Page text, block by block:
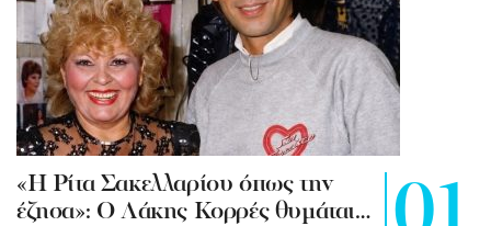
«Η Ρίτα Σακελλαρίου όπως την
έζησα»: Ο Λάκης Κορρές θυμάται…